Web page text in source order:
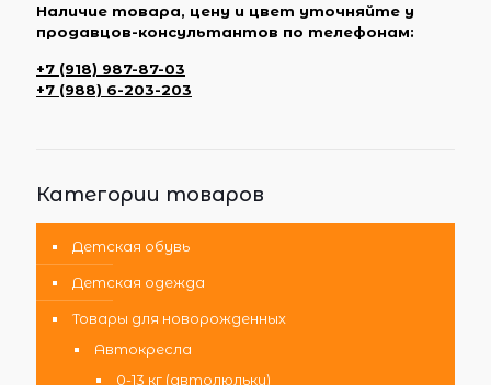
Наличие товара, цену и цвет уточняйте у
продавцов-консультантов по телефонам:
+7 (918) 987-87-03
+7 (988) 6-203-203
Категории товаров
Детская обувь
Детская одежда
Товары для новорожденных
Автокресла
0-13 кг (автолюльки)